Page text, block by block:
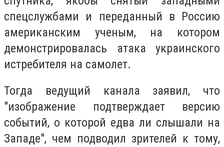
спецслужбами и переданный в Россию
американским ученым, на котором
демонстрировалась атака украинского
истребителя на самолет.
Тогда ведущий канала заявил, что
"изображение подтверждает версию
событий, о которой едва ли слышали на
Западе", чем подводил зрителей к тому,